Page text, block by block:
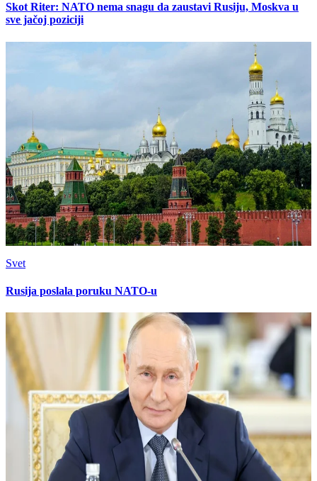
Skot Riter: NATO nema snagu da zaustavi Rusiju, Moskva u
sve jačoj poziciji
Svet
Rusija poslala poruku NATO-u